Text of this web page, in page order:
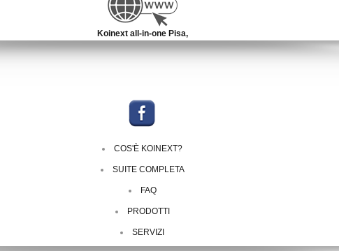
Koinext all-in-one Pisa,
COS'È KOINEXT?
SUITE COMPLETA
FAQ
PRODOTTI
SERVIZI